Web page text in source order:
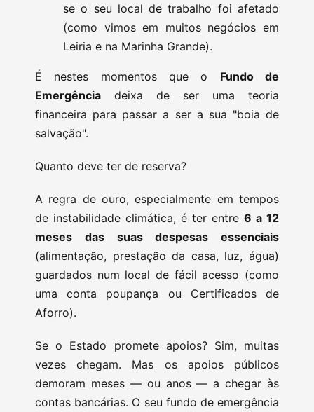
se o seu local de trabalho foi afetado
(como vimos em muitos negócios em
Leiria e na Marinha Grande).
É nestes momentos que o Fundo de
Emergência deixa de ser uma teoria
financeira para passar a ser a sua "boia de
salvação".
Quanto deve ter de reserva?
A regra de ouro, especialmente em tempos
de instabilidade climática, é ter entre 6 a 12
meses das suas despesas essenciais
(alimentação, prestação da casa, luz, água)
guardados num local de fácil acesso (como
uma conta poupança ou Certificados de
Aforro).
Se o Estado promete apoios? Sim, muitas
vezes chegam. Mas os apoios públicos
demoram meses — ou anos — a chegar às
contas bancárias. O seu fundo de emergência